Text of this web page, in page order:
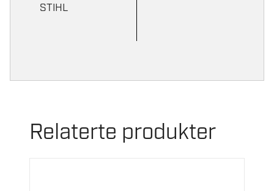
STIHL
Relaterte produkter